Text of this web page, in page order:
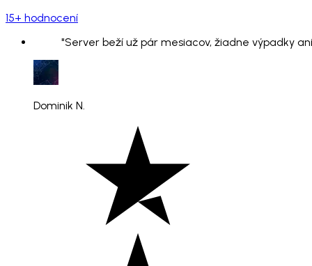
15+ hodnocení
"Server beží už pár mesiacov, žiadne výpadky
Dominik N.